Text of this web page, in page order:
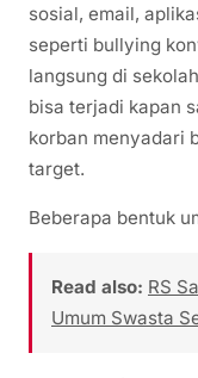
sosial, email,
seperti bullying
langsung di
bisa terjadi kapan
korban menyadari
target.
Beberapa bentuk
Read also: RS
Umum Swasta